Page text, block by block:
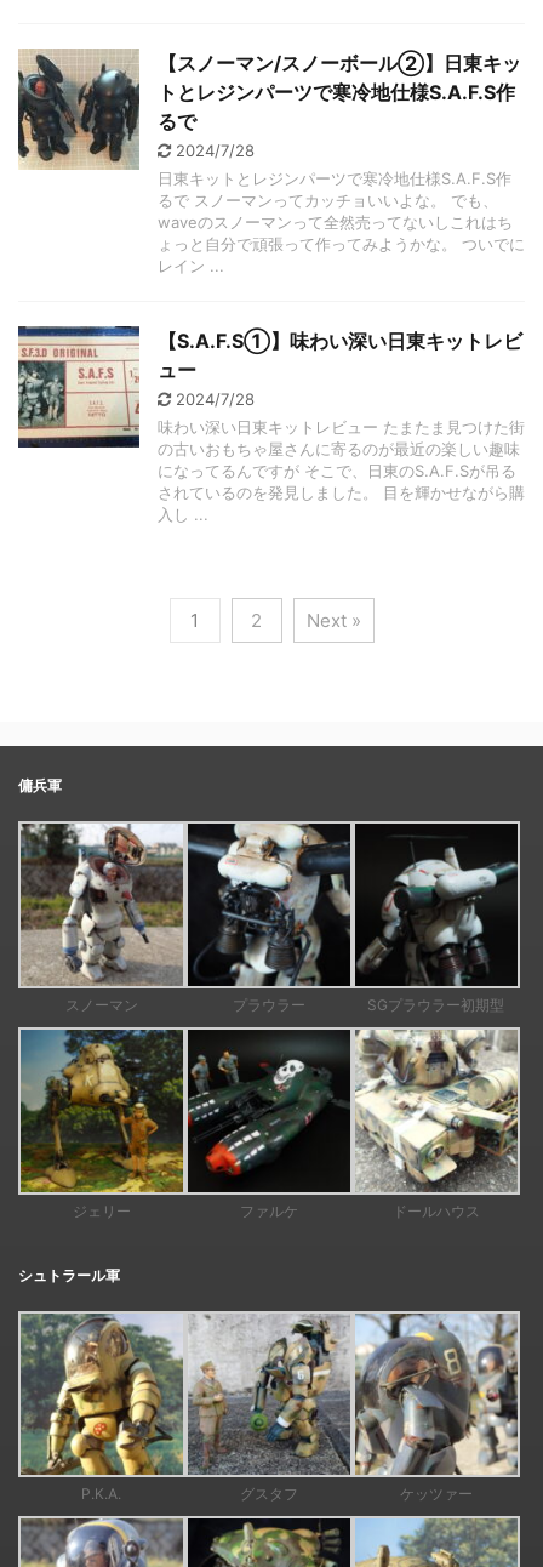
【スノーマン/スノーボール②】日東キッ
トとレジンパーツで寒冷地仕様S.A.F.S作
るで
2024/7/28
日東キットとレジンパーツで寒冷地仕様S.A.F.S作
るで スノーマンってカッチョいいよな。 でも、
waveのスノーマンって全然売ってないしこれはち
ょっと自分で頑張って作ってみようかな。 ついでに
レイン ...
【S.A.F.S①】味わい深い日東キットレビ
ュー
2024/7/28
味わい深い日東キットレビュー たまたま見つけた街
の古いおもちゃ屋さんに寄るのが最近の楽しい趣味
になってるんですが そこで、日東のS.A.F.Sが吊る
されているのを発見しました。 目を輝かせながら購
入し ...
1 2 Next »
傭兵軍
スノーマン プラウラー SGプラウラー初期型
ジェリー ファルケ ドールハウス
シュトラール軍
P.K.A. グスタフ ケッツァー